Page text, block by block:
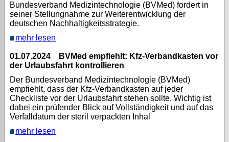
Bundesverband Medizintechnologie (BVMed) fordert in
seiner Stellungnahme zur Weiterentwicklung der
deutschen Nachhaltigkeitsstrategie.
mehr lesen
01.07.2024 BVMed empfiehlt: Kfz-Verbandkasten vor
der Urlaubsfahrt kontrollieren
Der Bundesverband Medizintechnologie (BVMed)
empfiehlt, dass der Kfz-Verbandkasten auf jeder
Checkliste vor der Urlaubsfahrt stehen sollte. Wichtig ist
dabei ein prüfender Blick auf Vollständigkeit und auf das
Verfalldatum der steril verpackten Inhal
mehr lesen